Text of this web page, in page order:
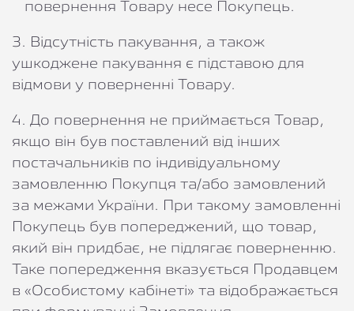
повернення Товару несе Покупець.
3. Відсутність пакування, а також
ушкоджене пакування є підставою для
відмови у поверненні Товару.
4. До повернення не приймається Товар,
якщо він був поставлений від інших
постачальників по індивідуальному
замовленню Покупця та/або замовлений
за межами України. При такому замовленні
Покупець був попереджений, що товар,
який він придбає, не підлягає поверненню.
Таке попередження вказується Продавцем
в «Особистому кабінеті» та відображається